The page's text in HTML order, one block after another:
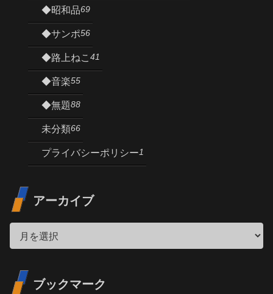
◆昭和品69
◆サンポ56
◆路上ねこ 41
◆音楽55
◆無題88
未分類66
プライバシーポリシー1
アーカイブ
ブックマーク